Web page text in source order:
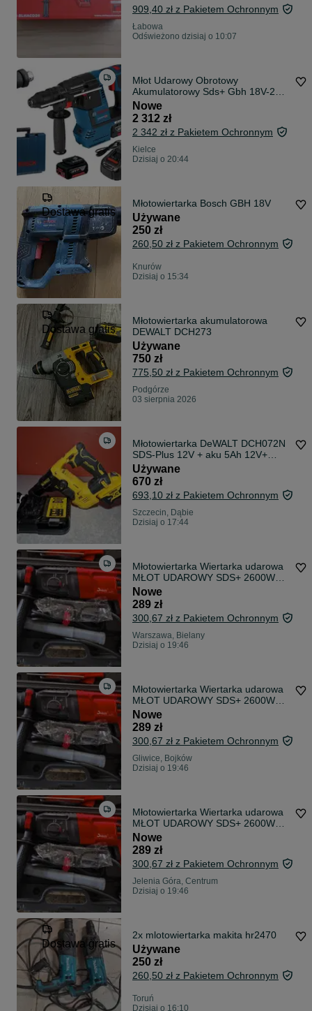
909,40 zł z Pakietem Ochronnym
Łabowa
Odświeżono dzisiaj o 10:07
Młot Udarowy Obrotowy
Akumulatorowy Sds+ Gbh 18V-26 F
2*6.0A Bosch
Nowe
2 312 zł
2 342 zł z Pakietem Ochronnym
Kielce
Dzisiaj o 20:44
Dostawa gratis
Młotowiertarka Bosch GBH 18V
Używane
250 zł
260,50 zł z Pakietem Ochronnym
Knurów
Dzisiaj o 15:34
Dostawa gratis
Młotowiertarka akumulatorowa
DEWALT DCH273
Używane
750 zł
775,50 zł z Pakietem Ochronnym
Podgórze
03 sierpnia 2026
Młotowiertarka DeWALT DCH072N
SDS-Plus 12V + aku 5Ah 12V+
ładowarka
Używane
670 zł
693,10 zł z Pakietem Ochronnym
Szczecin, Dąbie
Dzisiaj o 17:44
Młotowiertarka Wiertarka udarowa
MŁOT UDAROWY SDS+ 2600W
DELPHI
Nowe
289 zł
300,67 zł z Pakietem Ochronnym
Warszawa, Bielany
Dzisiaj o 19:46
Młotowiertarka Wiertarka udarowa
MŁOT UDAROWY SDS+ 2600W
DELPHI
Nowe
289 zł
300,67 zł z Pakietem Ochronnym
Gliwice, Bojków
Dzisiaj o 19:46
Młotowiertarka Wiertarka udarowa
MŁOT UDAROWY SDS+ 2600W
DELPHI
Nowe
289 zł
300,67 zł z Pakietem Ochronnym
Jelenia Góra, Centrum
Dzisiaj o 19:46
Dostawa gratis
2x mlotowiertarka makita hr2470
Używane
250 zł
260,50 zł z Pakietem Ochronnym
Toruń
Dzisiaj o 16:10